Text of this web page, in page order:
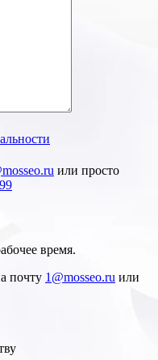
или просто
время.
почту 1@mosseo.ru или